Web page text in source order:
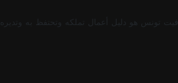
تونس هو دليل أعمال تملكه وتحتفظ به وتديره